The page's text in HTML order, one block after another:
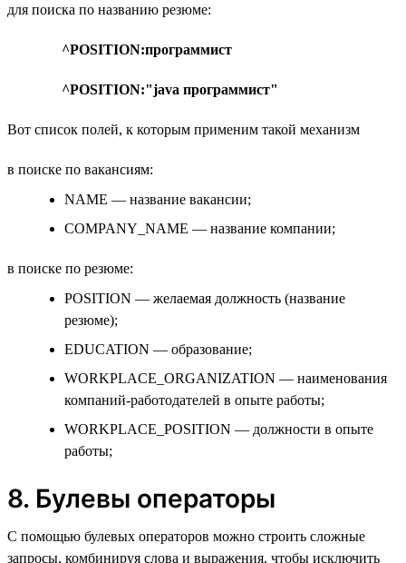
для поиска по названию резюме:
^POSITION:программист
^POSITION:"java программист"
Вот список полей, к которым применим такой механизм
в поиске по вакансиям:
NAME — название вакансии;
COMPANY_NAME — название компании;
в поиске по резюме:
POSITION — желаемая должность (название
резюме);
EDUCATION — образование;
WORKPLACE_ORGANIZATION — наименования
компаний-работодателей в опыте работы;
WORKPLACE_POSITION — должности в опыте
работы;
8. Булевы операторы
С помощью булевых операторов можно строить сложные
запросы, комбинируя слова и выражения, чтобы исключить